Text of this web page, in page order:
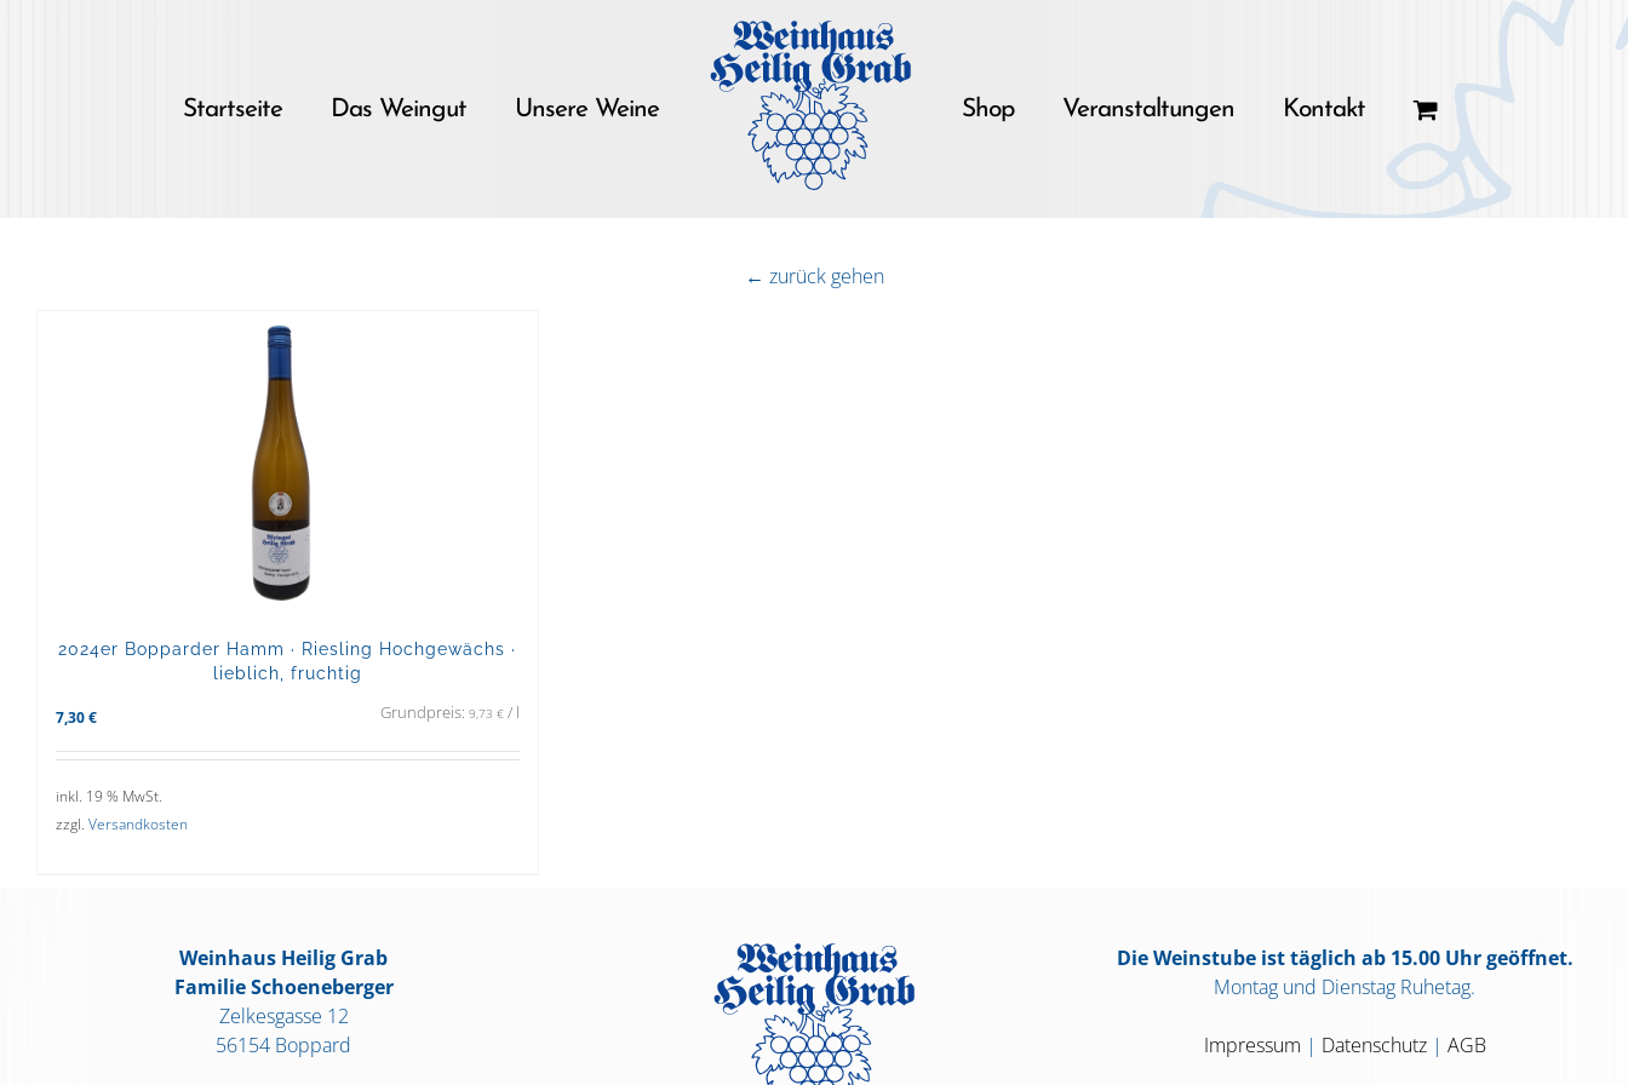
Startseite Das Weingut Unsere Weine Shop Veranstaltungen Kontakt
← zurück gehen
2024er Bopparder Hamm · Riesling Hochgewächs ·
lieblich, fruchtig
7,30 € Grundpreis: 9,73 €/ l
inkl. 19 % MwSt.
zzgl. Versandkosten
Weinhaus Heilig Grab
Familie Schoeneberger
Zelkesgasse 12
56154 Boppard
Die Weinstube ist täglich ab 15.00 Uhr geöffnet.
Montag und Dienstag Ruhetag.
Impressum | Datenschutz| AGB